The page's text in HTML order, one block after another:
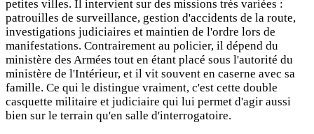
petites villes. Il intervient sur des missions très variées :
patrouilles de surveillance, gestion d'accidents de la route,
investigations judiciaires et maintien de l'ordre lors de
manifestations. Contrairement au policier, il dépend du
ministère des Armées tout en étant placé sous l'autorité du
ministère de l'Intérieur, et il vit souvent en caserne avec sa
famille. Ce qui le distingue vraiment, c'est cette double
casquette militaire et judiciaire qui lui permet d'agir aussi
bien sur le terrain qu'en salle d'interrogatoire.